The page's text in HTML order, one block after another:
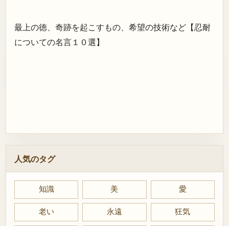
最上の徳、奇跡を起こすもの、希望の技術など【忍耐
についての名言１０選】
人気のタグ
知識 美 愛
老い 永遠 狂気